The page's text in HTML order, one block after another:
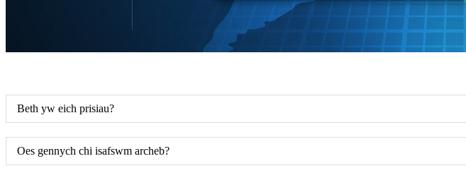
Beth yw eich prisiau?
Oes gennych chi isafswm archeb?